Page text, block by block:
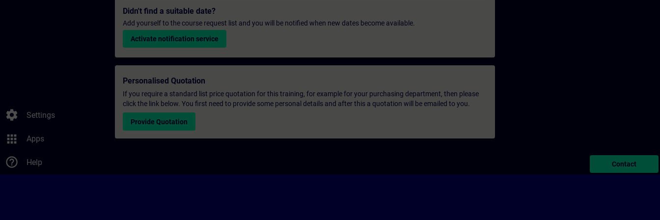
settings Settings
apps Apps
help_outline Help
Didn't find a suitable date?
Add yourself to the course request list and you will be notified when new dates become available.
Activate notification service
Personalised Quotation
If you require a standard list price quotation for this training, for example for your purchasing department, then please
click the link below. You first need to provide some personal details and after this a quotation will be emailed to you.
Provide Quotation
Contact